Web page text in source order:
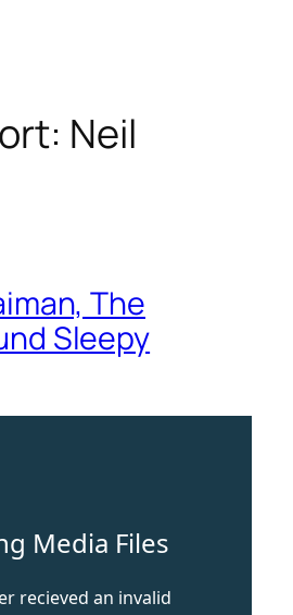
Neil
The
Sleepy